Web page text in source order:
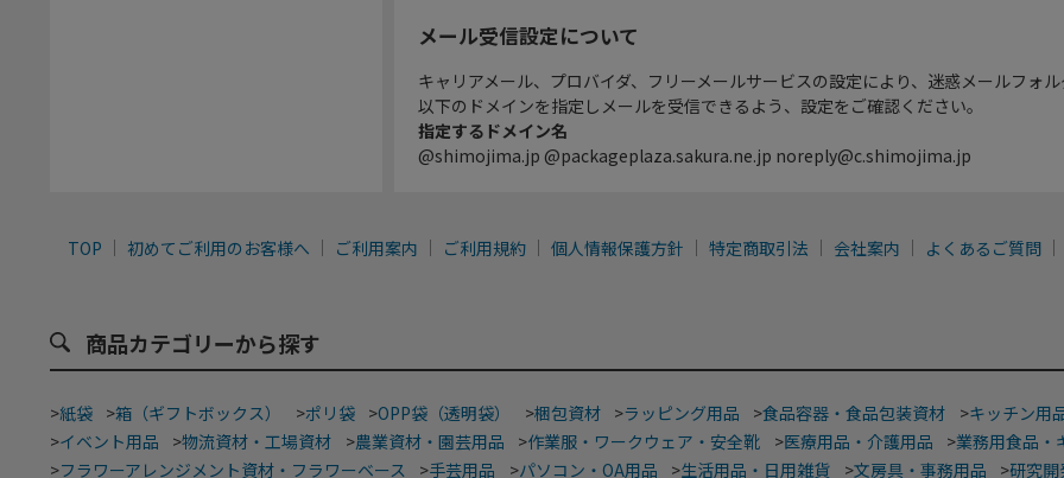
メール受信設定について
キャリアメール、プロバイダ、フリーメールサービスの設定により、迷惑メールフォ
以下のドメインを指定しメールを受信できるよう、設定をご確認ください。
指定するドメイン名
@shimojima.jp @packageplaza.sakura.ne.jp noreply@c.shimojima.jp
TOP 初めてご利用のお客様へ ご利用案内 ご利用規約 個人情報保護方針 特定商取引法 会社案内 よくあるご質問
商品カテゴリーから探す
>紙袋 >箱（ギフトボックス） >ポリ袋 >OPP袋（透明袋） >梱包資材 >ラッピング用品 >食品容器・食品包装資材 >キッチン用
>イベント用品 >物流資材・工場資材 >農業資材・園芸用品 >作業服・ワークウェア・安全靴 >医療用品・介護用品 >業務用食品・
>フラワーアレンジメント資材・フラワーベース >手芸用品 >パソコン・OA用品 >生活用品・日用雑貨 >文房具・事務用品 >研究開